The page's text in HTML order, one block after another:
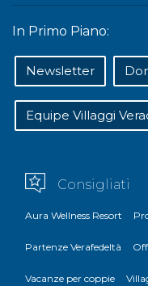
In Primo Piano:
Newsletter
Equipe Villaggi
Consigliati
Aura Wellness Resort
Partenze Verafedeltà
Vacanze per coppie